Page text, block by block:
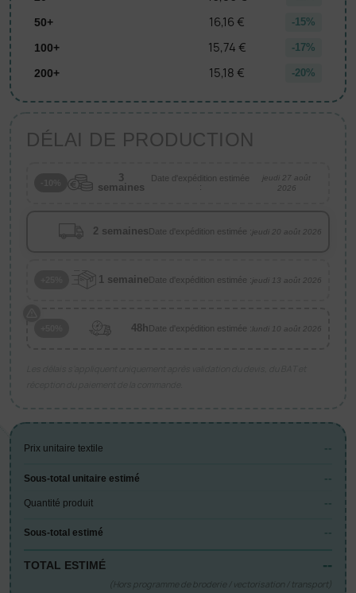
50+ 16,16 € -15%
100+ 15,74 € -17%
200+ 15,18 € -20%
DÉLAI DE PRODUCTION
3
semaines
Date d'expédition estimée
:
jeudi 27 août
2026
2 semainesDate d'expédition estimée :jeudi 20 août 2026
1 semaineDate d'expédition estimée :jeudi 13 août 2026
48hDate d'expédition estimée :lundi 10 août 2026
Prix unitaire textile --
Sous-total unitaire estimé --
Quantité produit --
Sous-total estimé --
TOTAL ESTIMÉ --
(Hors programme de broderie / vectorisation / transport)